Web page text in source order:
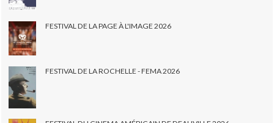
FESTIVAL DE LA PAGE À L'IMAGE 2026
FESTIVAL DE LA ROCHELLE - FEMA 2026